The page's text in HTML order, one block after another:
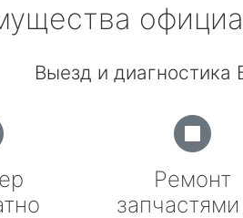
Выезд и диагностика
Ремонт